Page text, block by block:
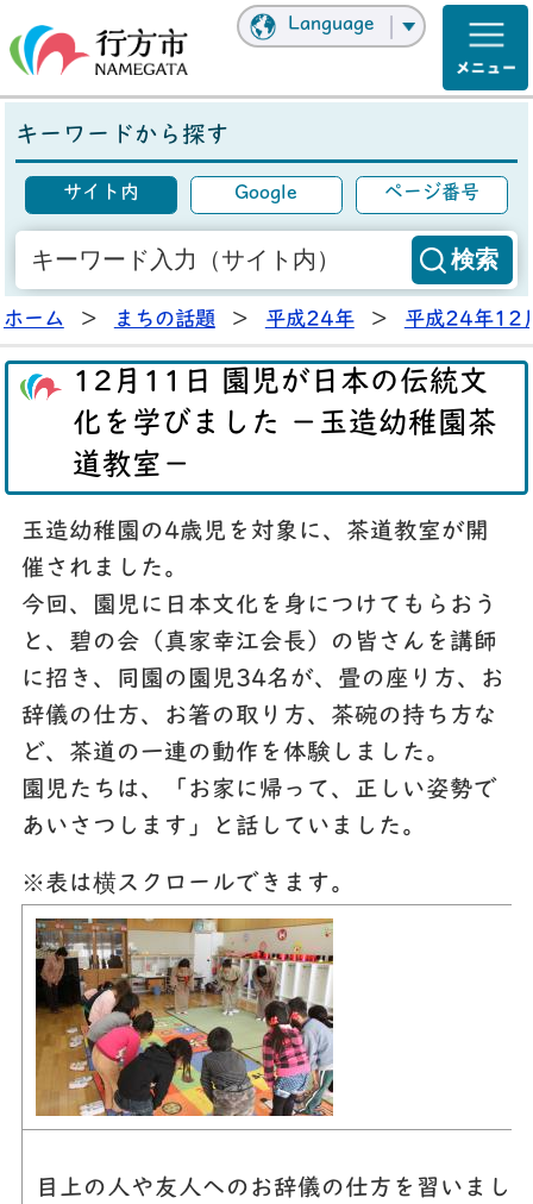
Language
キーワードから探す
サイト内 Google ページ番号
ホーム > まちの話題 > 平成24年 > 平成24年12
12月11日 園児が日本の伝統文
化を学びました －玉造幼稚園茶
道教室－
玉造幼稚園の4歳児を対象に、茶道教室が開
催されました。
今回、園児に日本文化を身につけてもらおう
と、碧の会（真家幸江会長）の皆さんを講師
に招き、同園の園児34名が、畳の座り方、お
辞儀の仕方、お箸の取り方、茶碗の持ち方な
ど、茶道の一連の動作を体験しました。
園児たちは、「お家に帰って、正しい姿勢で
あいさつします」と話していました。
※表は横スクロールできます。
目上の人や友人へのお辞儀の仕方を習いまし